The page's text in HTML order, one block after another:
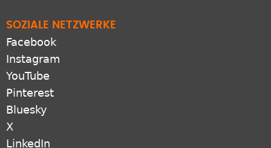
Facebook
Instagram
YouTube
Pinterest
Bluesky
X
LinkedIn